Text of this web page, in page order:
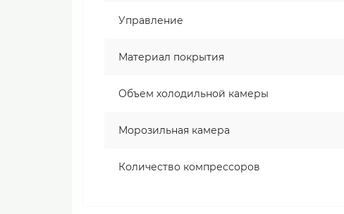
Управление
Материал покрытия
Объем холодильной камеры
Морозильная камера
Количество компрессоров